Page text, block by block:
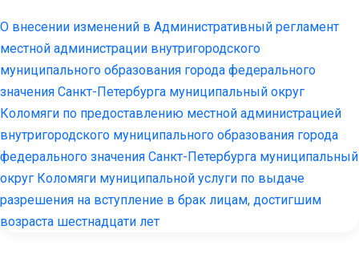
О внесении изменений в Административный регламент
местной администрации внутригородского
муниципального образования города федерального
значения Санкт-Петербурга муниципальный округ
Коломяги по предоставлению местной администрацией
внутригородского муниципального образования города
федерального значения Санкт-Петербурга муниципальный
округ Коломяги муниципальной услуги по выдаче
разрешения на вступление в брак лицам, достигшим
возраста шестнадцати лет